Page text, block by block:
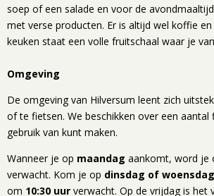
soep of een salade en voor de
met verse producten. Er is altijd wel koffie
keuken staat een volle fruitschaal waar je
Omgeving
De omgeving van Hilversum leent zich
of te fietsen. We beschikken over een
gebruik van kunt maken.
Wanneer je op maandag aankomt, word je
verwacht. Kom je op dinsdag of woensdag
om 10:30 uur verwacht. Op de vrijdag is het